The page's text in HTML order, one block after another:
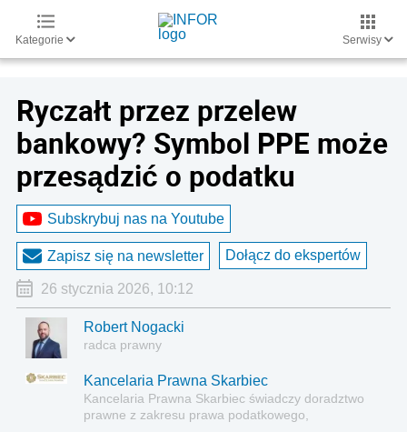
Kategorie Serwisy
Ryczałt przez przelew
bankowy? Symbol PPE może
przesądzić o podatku
Subskrybuj nas na Youtube
Zapisz się na newsletter Dołącz do ekspertów
26 stycznia 2026, 10:12
Robert Nogacki
radca prawny
Kancelaria Prawna Skarbiec
Kancelaria Prawna Skarbiec świadczy doradztwo
prawne z zakresu prawa podatkowego,